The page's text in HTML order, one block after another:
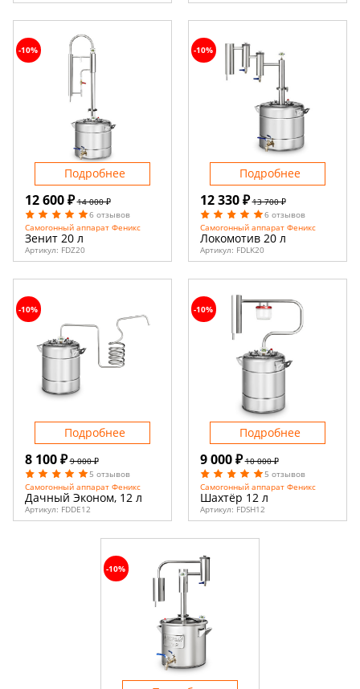
12 600 ₽ 14 000 ₽
6 отзывов
Самогонный аппарат Феникс
Зенит 20 л
Артикул: FDZ20
-10%
Подробнее
12 330 ₽ 13 700 ₽
6 отзывов
Самогонный аппарат Феникс
Локомотив 20 л
Артикул: FDLK20
-10%
Подробнее
8 100 ₽ 9 000 ₽
5 отзывов
Самогонный аппарат Феникс
Дачный Эконом, 12 л
Артикул: FDDE12
-10%
Подробнее
9 000 ₽ 10 000 ₽
5 отзывов
Самогонный аппарат Феникс
Шахтёр 12 л
Артикул: FDSH12
-10%
Подробнее
-10%